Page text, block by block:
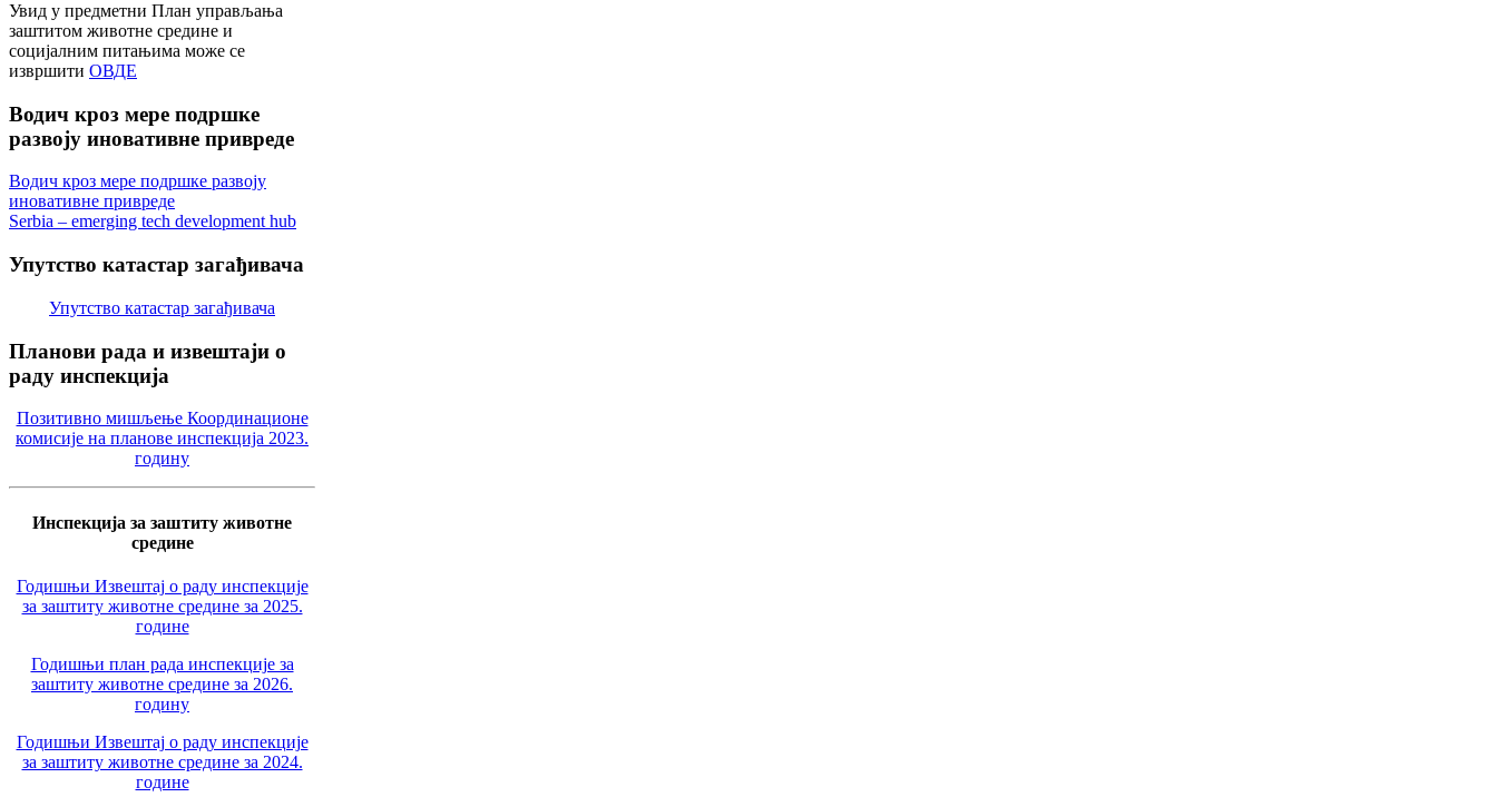
Увид у предметни План управљања
заштитом животне средине и
социјалним питањима може се
извршити ОВДЕ
Водич кроз мере подршке
развоју иновативне привреде
Водич кроз мере подршке развоју
иновативне привреде
Serbia – emerging tech development hub
Упутство катастар загађивача
Упутство катастар загађивача
Планови рада и извештаји о
раду инспекција
Позитивно мишљење Координационе
комисије на планове инспекција 2023.
годину
Инспекција за заштиту животне
средине
Годишњи Извештај о раду инспекције
за заштиту животне средине за 2025.
године
Годишњи план рада инспекције за
заштиту животне средине за 2026.
годину
Годишњи Извештај о раду инспекције
за заштиту животне средине за 2024.
године